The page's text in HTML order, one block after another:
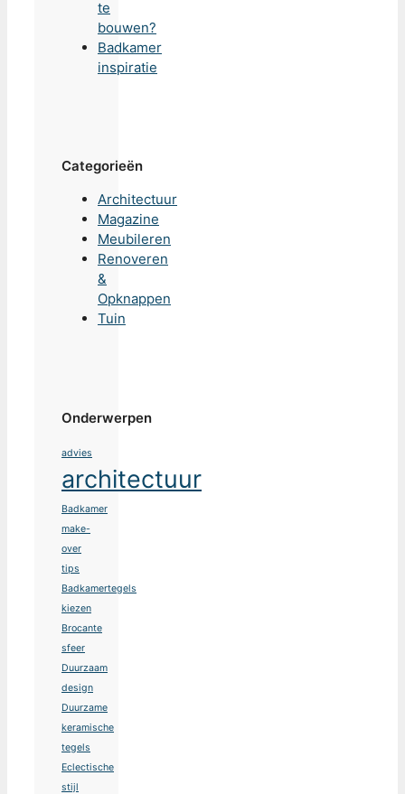
te
bouwen?
Badkamer
inspiratie
Categorieën
Architectuur
Magazine
Meubileren
Renoveren
&
Opknappen
Tuin
Onderwerpen
advies
architectuur
Badkamer
make-
over
tips
Badkamertegels
kiezen
Brocante
sfeer
Duurzaam
design
Duurzame
keramische
tegels
Eclectische
stijl